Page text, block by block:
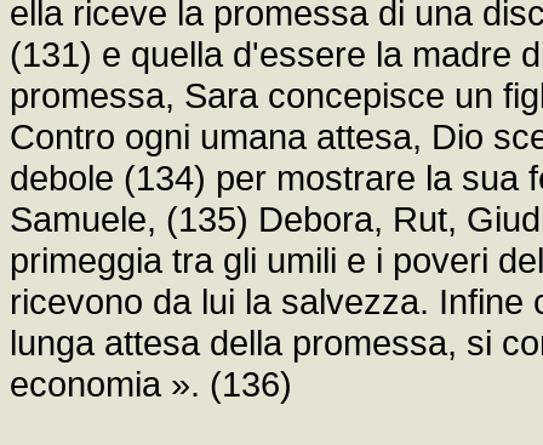
ella riceve la promessa di una
(131) e quella d'essere la madre
promessa, Sara concepisce un
Contro ogni umana attesa, Dio
debole (134) per mostrare la sua
Samuele, (135) Debora, Rut,
primeggia tra gli umili e i poveri
ricevono da lui la salvezza. Infine
lunga attesa della promessa, si
economia ». (136)